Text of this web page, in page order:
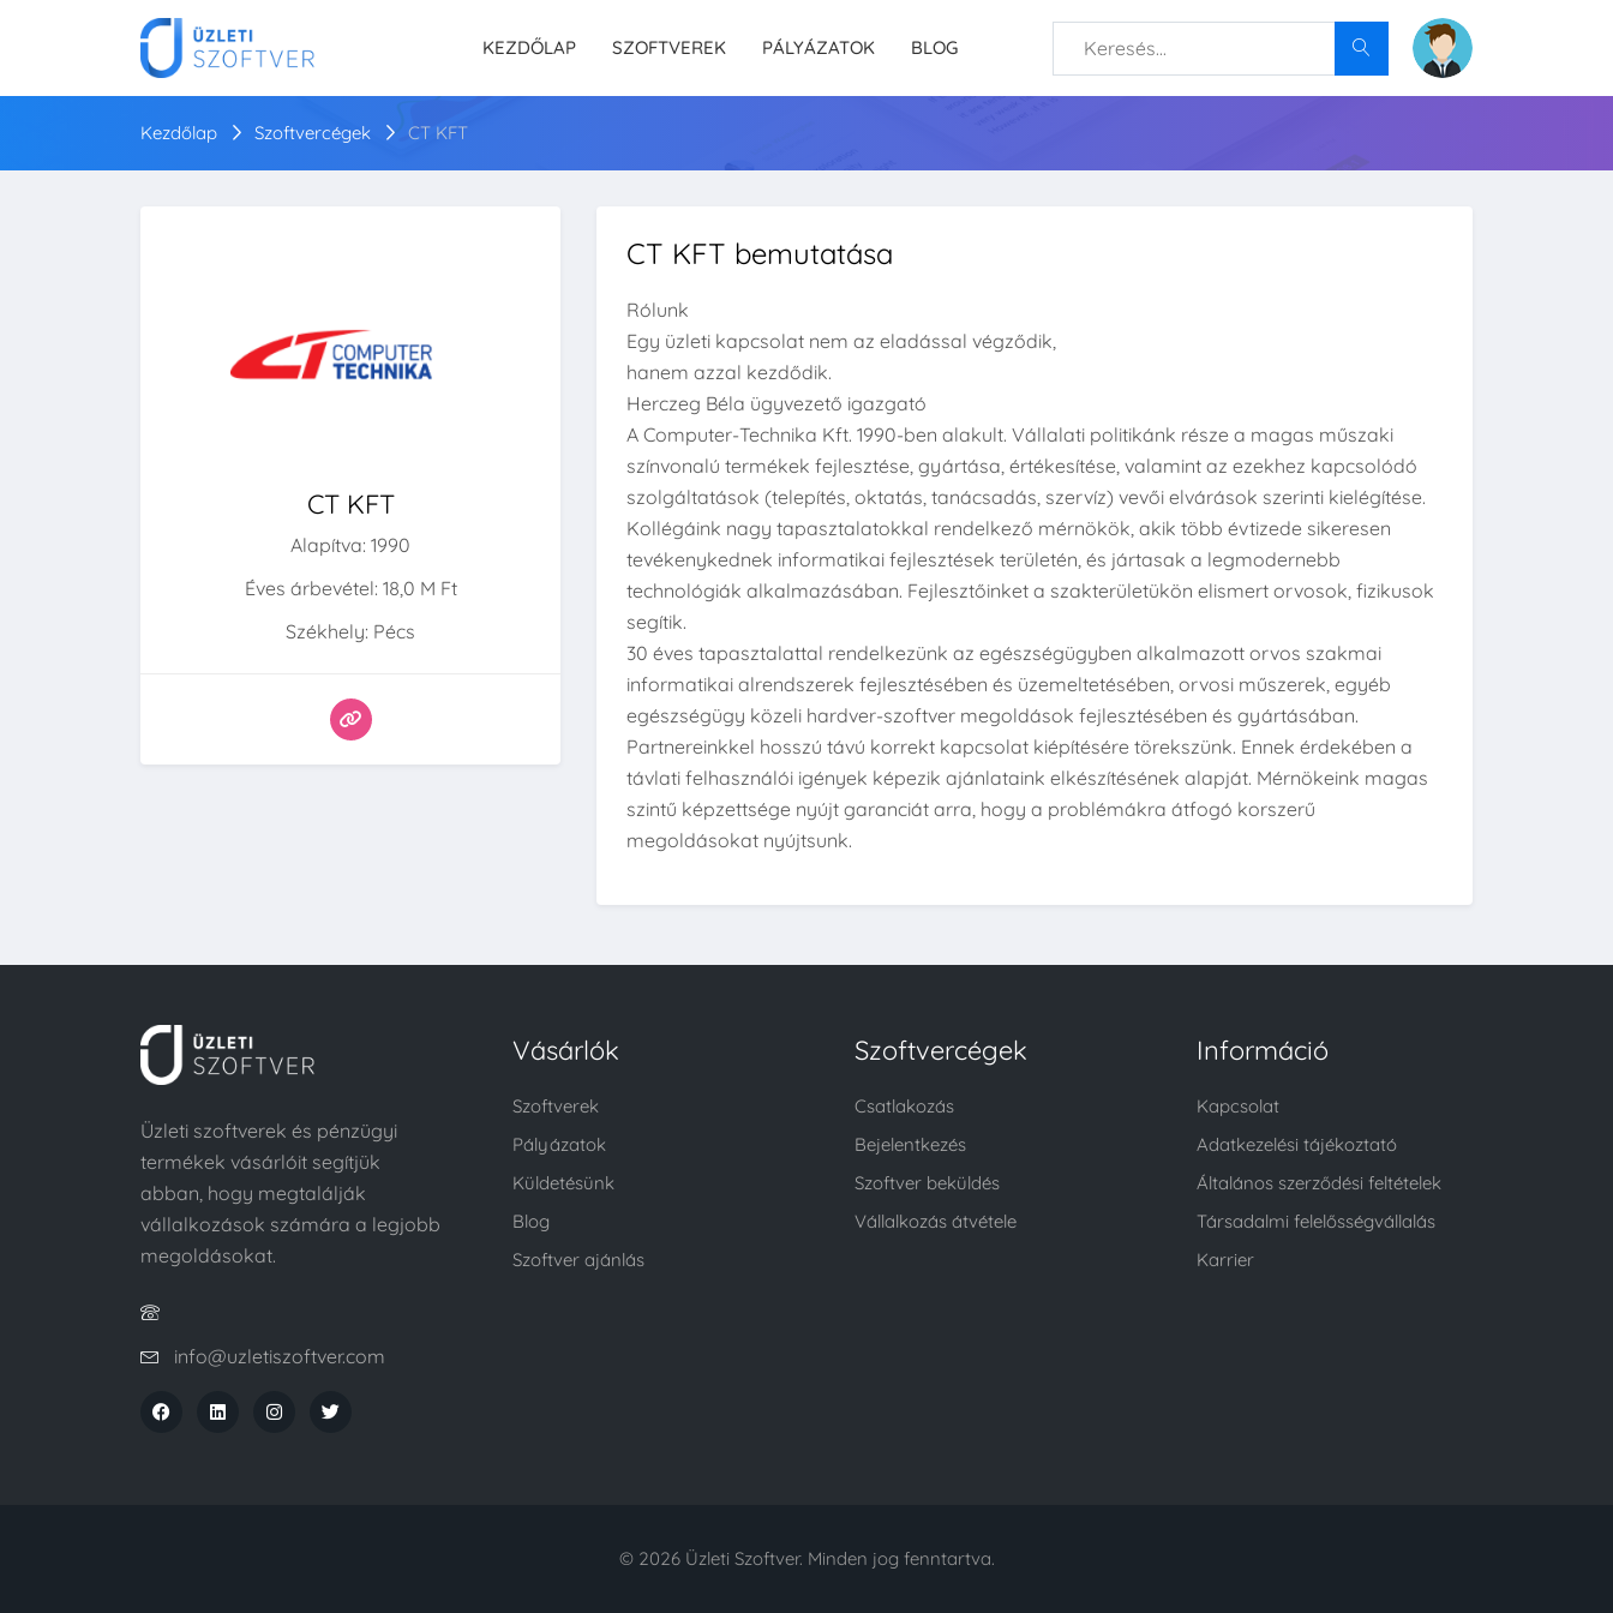
KEZDŐLAP SZOFTVEREK PÁLYÁZATOK BLOG
Kezdőlap Szoftvercégek CT KFT
CT KFT
Alapítva: 1990
Éves árbevétel: 18,0 M Ft
Székhely: Pécs
CT KFT bemutatása
Rólunk
Egy üzleti kapcsolat nem az eladással végződik,
hanem azzal kezdődik.
Herczeg Béla ügyvezető igazgató
A Computer-Technika Kft. 1990-ben alakult. Vállalati politikánk része a magas műszaki
színvonalú termékek fejlesztése, gyártása, értékesítése, valamint az ezekhez kapcsolódó
szolgáltatások (telepítés, oktatás, tanácsadás, szervíz) vevői elvárások szerinti kielégítése.
Kollégáink nagy tapasztalatokkal rendelkező mérnökök, akik több évtizede sikeresen
tevékenykednek informatikai fejlesztések területén, és jártasak a legmodernebb
technológiák alkalmazásában. Fejlesztőinket a szakterületükön elismert orvosok, fizikusok
segítik.
30 éves tapasztalattal rendelkezünk az egészségügyben alkalmazott orvos szakmai
informatikai alrendszerek fejlesztésében és üzemeltetésében, orvosi műszerek, egyéb
egészségügy közeli hardver-szoftver megoldások fejlesztésében és gyártásában.
Partnereinkkel hosszú távú korrekt kapcsolat kiépítésére törekszünk. Ennek érdekében a
távlati felhasználói igények képezik ajánlataink elkészítésének alapját. Mérnökeink magas
szintű képzettsége nyújt garanciát arra, hogy a problémákra átfogó korszerű
megoldásokat nyújtsunk.
Üzleti szoftverek és pénzügyi
termékek vásárlóit segítjük
abban, hogy megtalálják
vállalkozások számára a legjobb
megoldásokat.
info@uzletiszoftver.com
Vásárlók
Szoftverek
Pályázatok
Küldetésünk
Blog
Szoftver ajánlás
Szoftvercégek
Csatlakozás
Bejelentkezés
Szoftver beküldés
Vállalkozás átvétele
Információ
Kapcsolat
Adatkezelési tájékoztató
Általános szerződési feltételek
Társadalmi felelősségvállalás
Karrier
© 2026 Üzleti Szoftver. Minden jog fenntartva.